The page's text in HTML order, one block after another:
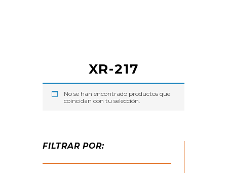
XR-217
No se han encontrado productos que
coincidan con tu selección.
FILTRAR POR: